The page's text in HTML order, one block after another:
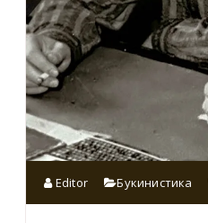
Editor Букинистика